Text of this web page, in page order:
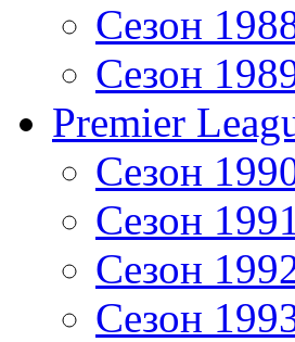
Сезон
Сезон
Premier
Сезон
Сезон
Сезон
Сезон